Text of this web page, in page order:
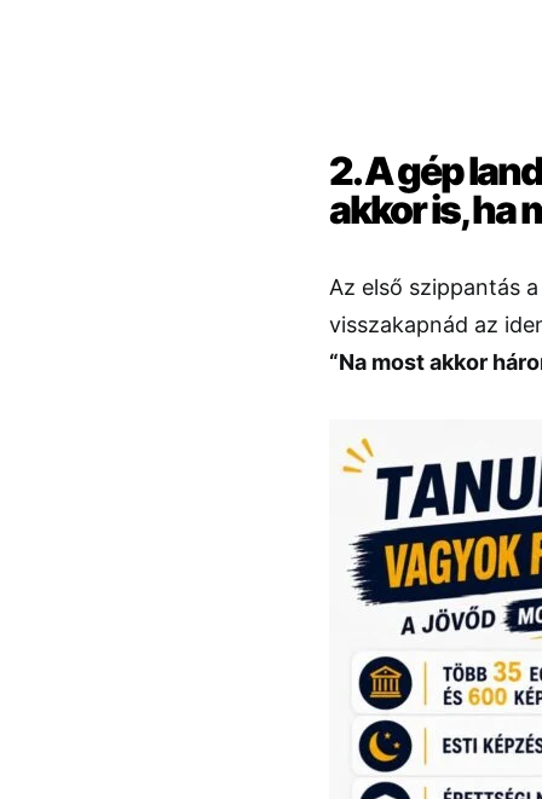
2. A gép
akkor is, ha
Az első szippantás
visszakapnád az
“Na most akkor